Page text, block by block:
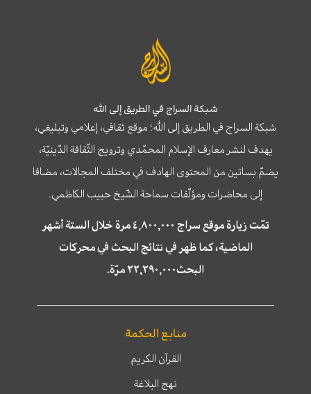
شبكة السراج في الطريق إلى الله
شبكة السراج في الطريق إلى الله؛ موقع ثقافي، إعلامي وتبليغي،
يهدف لنشر معارف الإسلام المحمّدي وترويج الثّقافة الدّينيّة،
يضمّ بساتين من المحتوى الهادف في مختلف المجالات، مضافا
إلى محاضرات ومؤلّفات سماحة الشّيخ حبيب الكاظمي.
تمّت زيارة موقع سراج ٤,٨٠٠,٠٠٠ مرة خلال الستة أشهر
الماضية، كما ظهر في نتائج البحث في محركات
البحث٢٢,٢٩٠,٠٠٠ مرّة.
منابع الحكمة
القرآن الكريم
نهج البلاغة